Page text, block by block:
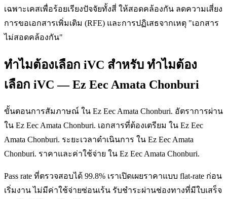
เฉพาะเคสเพื่อร้อยเรียงปัจจัยทั้งสี่ ให้สอดคล้องกัน ลดความเสี่ยง
การขอเอกสารเพิ่มเติม (RFE) และการปฏิเสธจากเหตุ "เอกสาร
ไม่สอดคล้องกัน"
ทำไมต้องเลือก iVC สำหรับ ทำไมต้อง
เลือก iVC — Ez Eec Amata Chonburi
ขั้นตอนการสัมภาษณ์ ใน Ez Eec Amata Chonburi. อัตราการผ่าน
ใน Ez Eec Amata Chonburi. เอกสารที่ต้องเตรียม ใน Ez Eec
Amata Chonburi. ระยะเวลาดำเนินการ ใน Ez Eec Amata
Chonburi. ราคาและค่าใช้จ่าย ใน Ez Eec Amata Chonburi.
Pass rate ที่ตรวจสอบได้ 99.8% เราเปิดเผยราคาแบบ flat-rate ก่อน
เริ่มงาน ไม่มีค่าใช้จ่ายซ่อนเร้น รับชำระผ่านช่องทางที่มีใบเสร็จ